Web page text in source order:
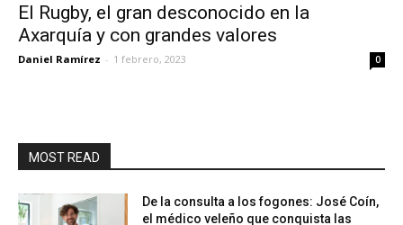
El Rugby, el gran desconocido en la
Axarquía y con grandes valores
Daniel Ramírez - 1 febrero, 2023 0
MOST READ
De la consulta a los fogones: José Coín,
el médico veleño que conquista las